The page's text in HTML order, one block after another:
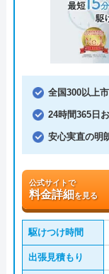
全国300以上
24時間365日
安心実直の明
公式サイトで
料金詳細を見る
駆けつけ時間
出張見積もり